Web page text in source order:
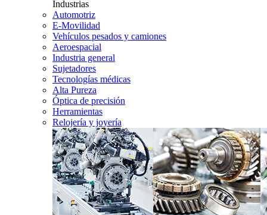
Industrias
Automotriz
E-Movilidad
Vehículos pesados y camiones
Aeroespacial
Industria general
Sujetadores
Tecnologías médicas
Alta Pureza
Óptica de precisión
Herramientas
Relojería y joyería